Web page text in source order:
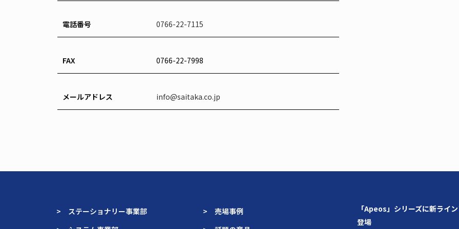
電話番号 0766-22-7115
FAX 0766-22-7998
メールアドレス info@saitaka.co.jp
> ステーショナリー事業部
> 売場事例
「Apeos」シリーズに新ライ
登場